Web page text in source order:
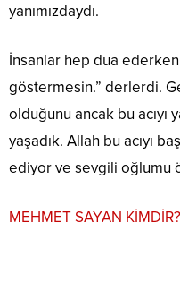
yanımızdaydı.
İnsanlar hep dua ederken
göstermesin.” derlerdi.
olduğunu ancak bu acıyı
yaşadık. Allah bu acıyı
ediyor ve sevgili oğlumu
MEHMET SAYAN KİMDİR?